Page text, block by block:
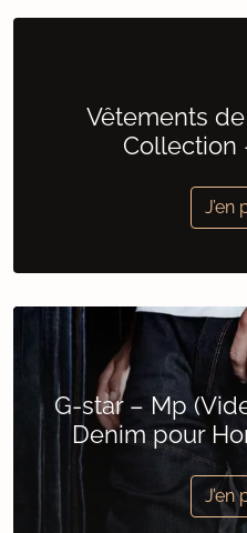
Vêtements
Collection
J’en
G-star – Mp
Denim pour
J’en